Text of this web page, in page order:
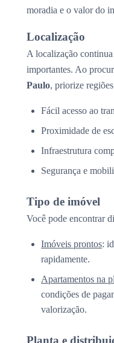
moradia e o valor do
Localização
A localização
importantes. Ao
Paulo, priorize
Fácil acesso ao
Proximidade de
Infraestrutura
Segurança e
Tipo de imóvel
Você pode encontrar
Imóveis prontos:
rapidamente.
Apartamentos na
condições de
valorização.
Planta e